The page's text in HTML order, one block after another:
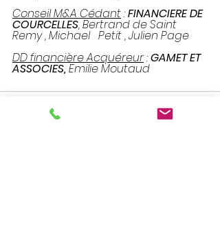
Conseil M&A Cédant : FINANCIERE DE
COURCELLES, Bertrand de Saint
Remy , Michael   Petit , Julien Page
DD financière Acquéreur : GAMET ET
ASSOCIES, Emilie Moutaud